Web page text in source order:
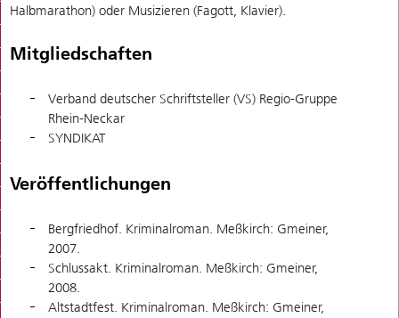
Halbmarathon) oder Musizieren (Fagott, Klavier).
Mitgliedschaften
Verband deutscher Schriftsteller (VS) Regio-Gruppe
Rhein-Neckar
SYNDIKAT
Veröffentlichungen
Bergfriedhof. Kriminalroman. Meßkirch: Gmeiner,
2007.
Schlussakt. Kriminalroman. Meßkirch: Gmeiner,
2008.
Altstadtfest. Kriminalroman. Meßkirch: Gmeiner,